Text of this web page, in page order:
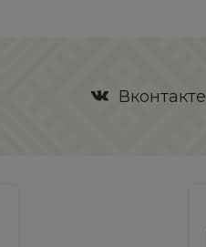
Вконтакте